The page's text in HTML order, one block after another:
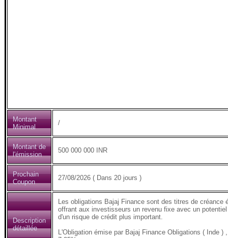
Montant
Minimal
/
Montant de
l'émission
500 000 000 INR
Prochain
Coupon
27/08/2026 ( Dans 20 jours )
Description
détaillée
Les obligations Bajaj Finance sont des titres de
offrant aux investisseurs un revenu fixe avec un
d'un risque de crédit plus important.
L'Obligation émise par Bajaj Finance Obligations ( Inde